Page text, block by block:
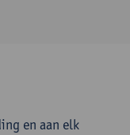
en aan elk